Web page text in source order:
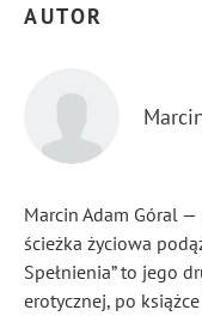
AUTOR
Marcin Adam Góral
ścieżka życiowa
Spełnienia” to jego
erotycznej, po